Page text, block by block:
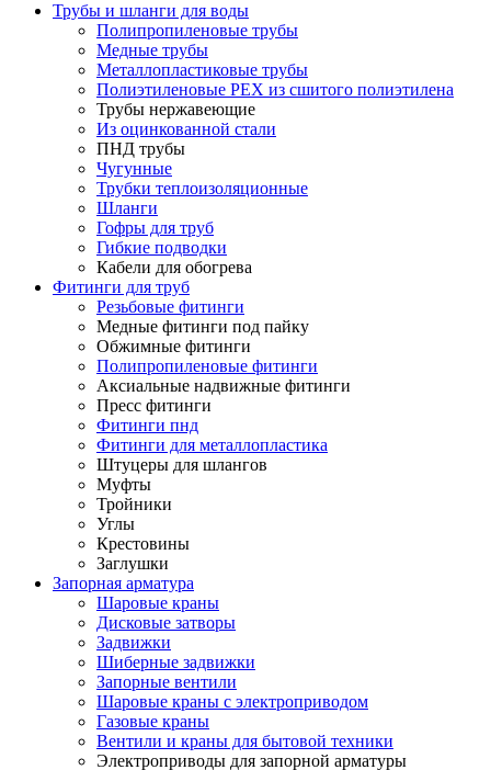
Трубы и шланги для воды
Полипропиленовые трубы
Медные трубы
Металлопластиковые трубы
Полиэтиленовые PEX из сшитого полиэтилена
Трубы нержавеющие
Из оцинкованной стали
ПНД трубы
Чугунные
Трубки теплоизоляционные
Шланги
Гофры для труб
Гибкие подводки
Кабели для обогрева
Фитинги для труб
Резьбовые фитинги
Медные фитинги под пайку
Обжимные фитинги
Полипропиленовые фитинги
Аксиальные надвижные фитинги
Пресс фитинги
Фитинги пнд
Фитинги для металлопластика
Штуцеры для шлангов
Муфты
Тройники
Углы
Крестовины
Заглушки
Запорная арматура
Шаровые краны
Дисковые затворы
Задвижки
Шиберные задвижки
Запорные вентили
Шаровые краны с электроприводом
Газовые краны
Вентили и краны для бытовой техники
Электроприводы для запорной арматуры